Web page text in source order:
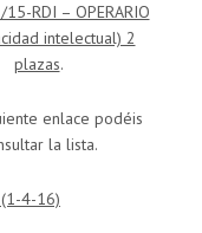
15-RDI – OPERARIO
intelectual) 2
plazas.
enlace podéis
la lista.
4-16)